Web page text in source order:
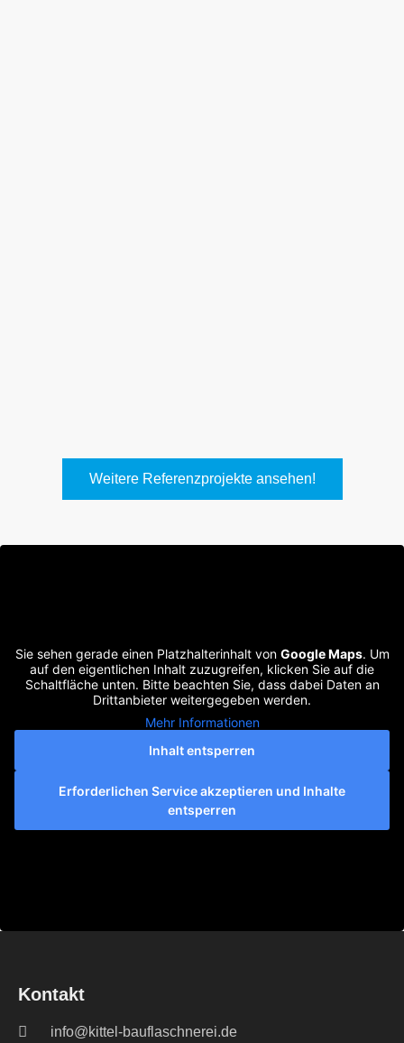
Weitere Referenzprojekte ansehen!
Sie sehen gerade einen Platzhalterinhalt von Google Maps. Um
auf den eigentlichen Inhalt zuzugreifen, klicken Sie auf die
Schaltfläche unten. Bitte beachten Sie, dass dabei Daten an
Drittanbieter weitergegeben werden.
Mehr Informationen
Inhalt entsperren
Erforderlichen Service akzeptieren und Inhalte
entsperren
Kontakt
info@kittel-bauflaschnerei.de